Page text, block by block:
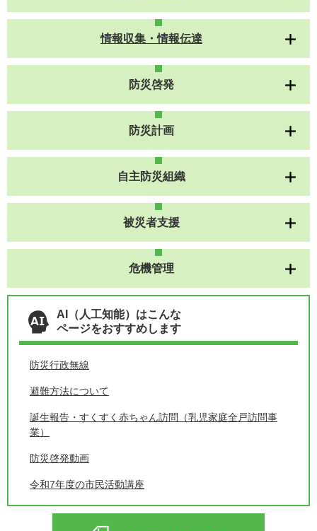
情報収集・情報伝達
防災啓発
防災計画
自主防災組織
被災者支援
危機管理
AI（人工知能）はこんな
ページをおすすめします
防災行政無線
避難方法について
誕生報告・すくすく赤ちゃん訪問（乳児家庭全戸訪問事
業）
防災啓発動画
令和7年度の市民活動講座